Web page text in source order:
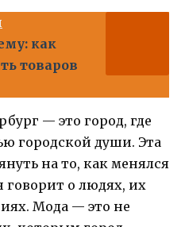
как
товаров
— это город, где
городской души. Эта
на то, как менялся
говорит о людях, их
Мода — это не